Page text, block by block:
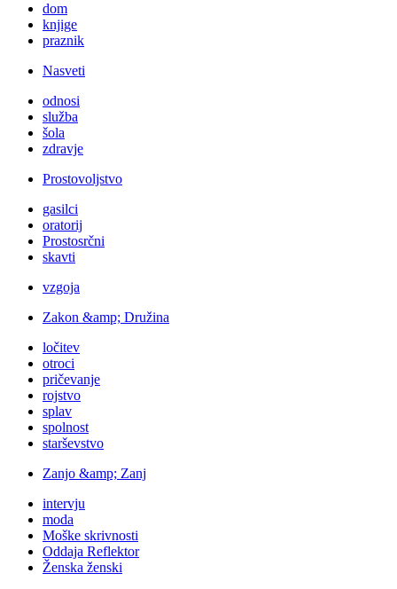
dom
knjige
praznik
Nasveti
odnosi
služba
šola
zdravje
Prostovoljstvo
gasilci
oratorij
Prostosrčni
skavti
vzgoja
Zakon &amp; Družina
ločitev
otroci
pričevanje
rojstvo
splav
spolnost
starševstvo
Zanjo &amp; Zanj
intervju
moda
Moške skrivnosti
Oddaja Reflektor
Ženska ženski